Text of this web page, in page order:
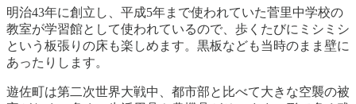
明治43年に創立し、平成5年まで使われていた菅里中学校の
教室が学習館として使われているので、歩くたびにミシミシ
という板張りの床も楽しめます。黒板なども当時のまま壁に
あったりします。
遊佐町は第二次世界大戦中、都市部と比べて大きな空襲の被